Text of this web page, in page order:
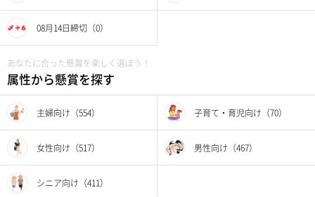
08月14日締切（0）
あなたに合った懸賞を楽しく選ぼう！
属性から懸賞を探す
主婦向け（554） 子育て・育児向け（70）
女性向け（517） 男性向け（467）
シニア向け（411）